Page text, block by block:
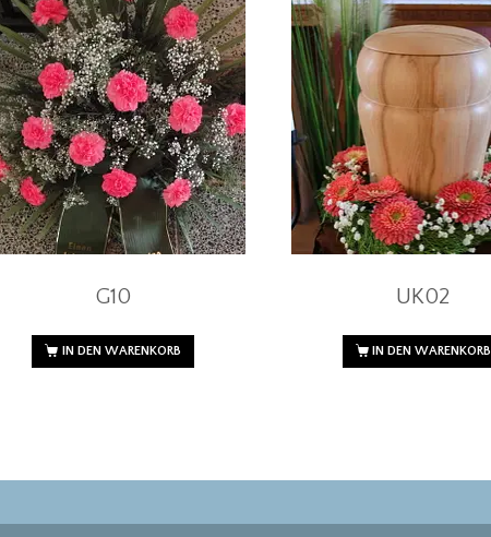
G10
IN DEN WARENKORB
UK02
IN DEN WARENKORB